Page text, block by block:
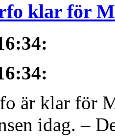
klar för
:
:
är klar för
idag. –